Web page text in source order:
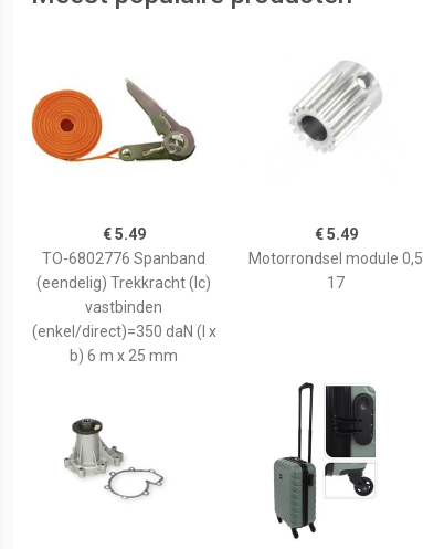
€ 5.49
TO-6802776 Spanband
(eendelig) Trekkracht (lc)
vastbinden
(enkel/direct)=350 daN (l x
b) 6 m x 25 mm
€ 5.49
Motorrondsel module 0,5
17